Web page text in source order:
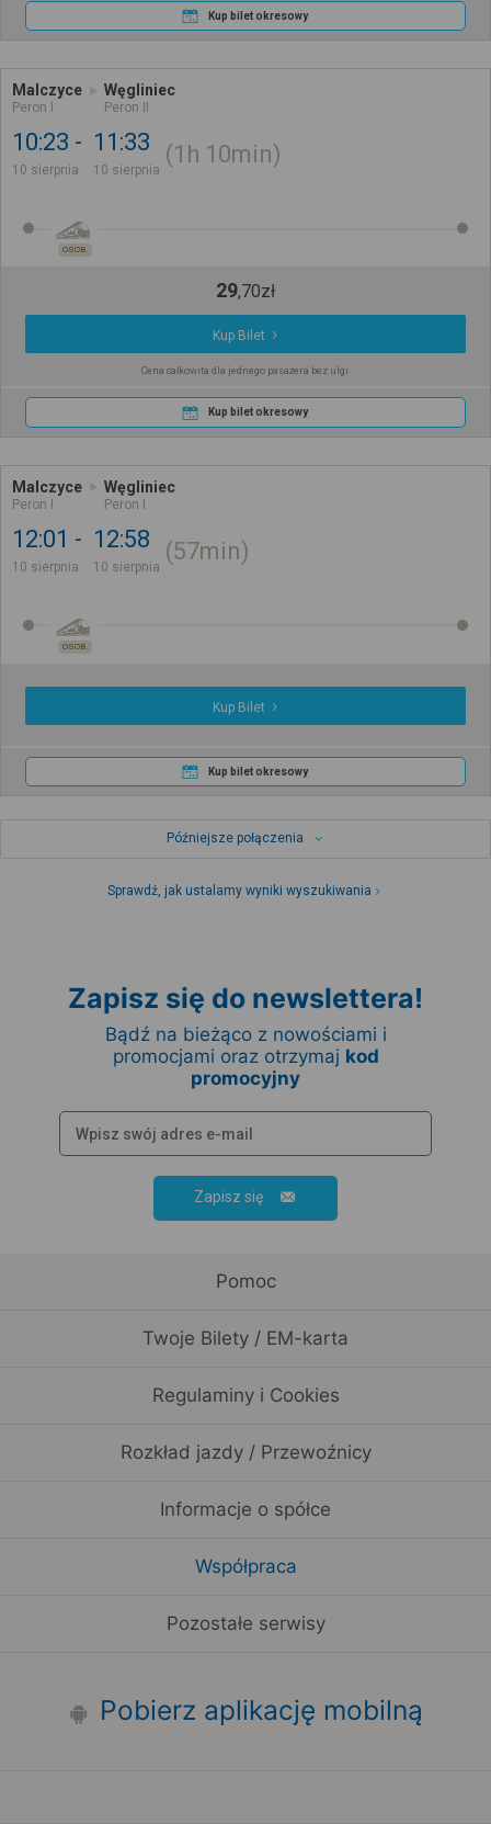
Kup bilet okresowy
Malczyce
Peron I
Węgliniec
Peron II
10:23
10 sierpnia
11:33
10 sierpnia
1h 10min
OSOB.
29,70zł
Kup Bilet
Cena całkowita dla jednego pasażera bez ulgi
Kup bilet okresowy
Malczyce
Peron I
Węgliniec
Peron I
12:01
10 sierpnia
12:58
10 sierpnia
57min
OSOB.
Kup Bilet
Kup bilet okresowy
Późniejsze połączenia
Sprawdź, jak ustalamy wyniki wyszukiwania
Zapisz się do newslettera!
Bądź na bieżąco z nowościami i
promocjami oraz otrzymaj kod
promocyjny
Zapisz się
Pomoc
Twoje Bilety / EM-karta
Regulaminy i Cookies
Rozkład jazdy / Przewoźnicy
Informacje o spółce
Współpraca
Pozostałe serwisy
Pobierz aplikację mobilną